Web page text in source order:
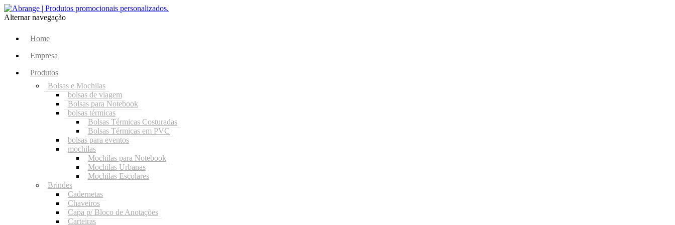
Alternar navegação
Home
Empresa
Produtos
Bolsas e Mochilas
bolsas de viagem
Bolsas para Notebook
bolsas térmicas
Bolsas Térmicas Costuradas
Bolsas Térmicas em PVC
bolsas para eventos
mochilas
Mochilas para Notebook
Mochilas Urbanas
Mochilas Escolares
Brindes
Cadernetas
Chaveiros
Capa p/ Bloco de Anotações
Carteiras